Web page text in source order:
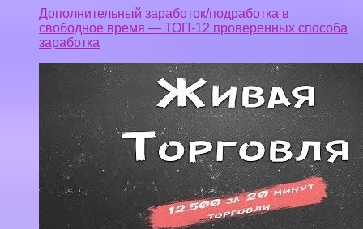
Дополнительный заработок/подработка в
свободное время — ТОП-12 проверенных способа
заработка